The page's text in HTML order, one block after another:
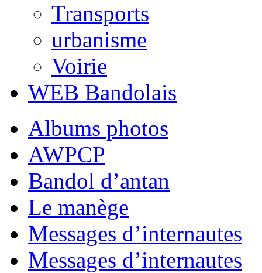
Transports
urbanisme
Voirie
WEB Bandolais
Albums photos
AWPCP
Bandol d’antan
Le manège
Messages d’internautes
Messages d’internautes